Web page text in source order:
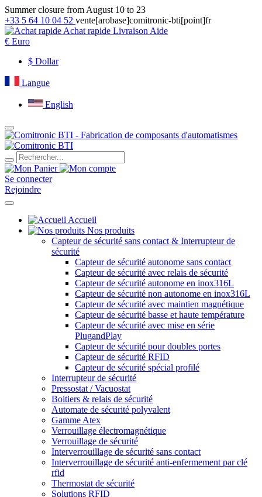
Summer closure from August 10 to 23
+33 5 64 10 04 52 vente[arobase]comitronic-bti[point]fr
Achat rapide Livraison Aide
€ Euro
$ Dollar
Langue
English
Se connecter
Rejoindre
Accueil
Nos produits
Capteur de sécurité sans contact & Interrupteur de
sécurité
Capteur de sécurité autonome sans contact
Capteur de sécurité avec relais de sécurité
Capteur de sécurité autonome en inox316L
Capteur de sécurité non autonome en inox316L
Capteur de sécurité avec maintien magnétique
Capteur de sécurité basse et haute température
Capteur de sécurité avec mise en série
PlugandPlay
Capteur de sécurité pour doubles portes
Capteur de sécurité RFID
Capteur de sécurité spécial profilé
Interrupteur de sécurité
Pressostat / Vacuostat
Boitiers & relais de sécurité
Automate de sécurité polyvalent
Gamme Atex
Verrouillage électromagnétique
Verrouillage de sécurité
Interverrouillage de sécurité sans contact
Interverrouillage de sécurité anti-enfermement par clé
rfid
Thermostat de sécurité
Solutions RFID